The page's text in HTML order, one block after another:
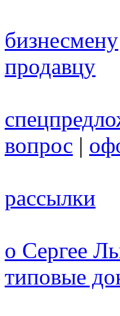
бизнесмену
продавцу
вопрос |
рассылки
о Сергее
типовые